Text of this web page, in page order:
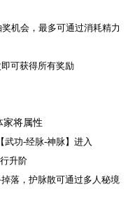
机会，最多可通过消耗精力
可获得所有奖励
家将属性
功-经脉-神脉】进入
升阶
落，护脉散可通过多人秘境